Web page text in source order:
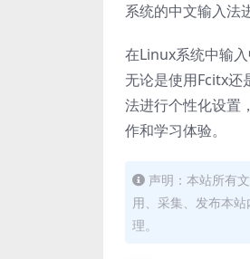
系统的中文输入法
在Linux系统中输
无论是使用Fcitx还
法进行个性化设置
作和学习体验。
声明：本站所有
用、采集、发布本
理。